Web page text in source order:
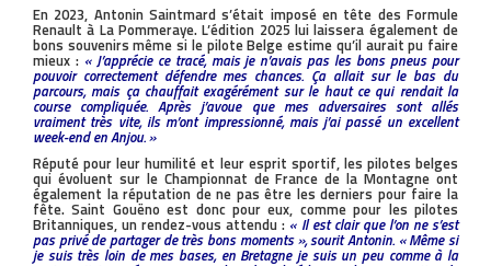
En 2023, Antonin Saintmard s’était imposé en tête des Formule
Renault à La Pommeraye. L’édition 2025 lui laissera également de
bons souvenirs même si le pilote Belge estime qu’il aurait pu faire
mieux : « J’apprécie ce tracé, mais je n’avais pas les bons pneus pour
pouvoir correctement défendre mes chances. Ça allait sur le bas du
parcours, mais ça chauffait exagérément sur le haut ce qui rendait la
course compliquée. Après j’avoue que mes adversaires sont allés
vraiment très vite, ils m’ont impressionné, mais j’ai passé un excellent
week-end en Anjou. »
Réputé pour leur humilité et leur esprit sportif, les pilotes belges
qui évoluent sur le Championnat de France de la Montagne ont
également la réputation de ne pas être les derniers pour faire la
fête. Saint Gouëno est donc pour eux, comme pour les pilotes
Britanniques, un rendez-vous attendu :« Il est clair que l’on ne s’est
pas privé de partager de très bons moments », sourit Antonin. « Même si
je suis très loin de mes bases, en Bretagne je suis un peu comme à la